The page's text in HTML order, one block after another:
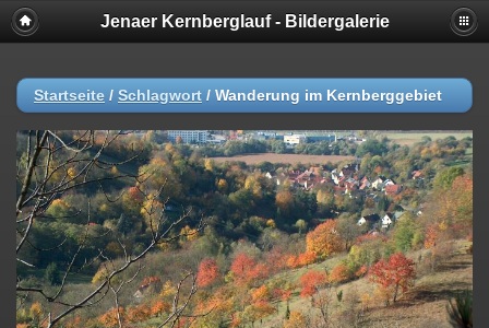
Jenaer Kernberglauf - Bildergalerie
Startseite / Schlagwort / Wanderung im Kernberggebiet